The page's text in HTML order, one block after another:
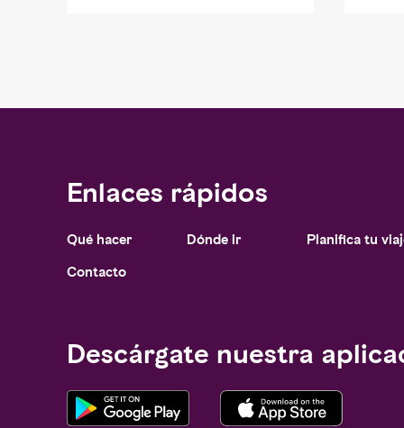
Enlaces rápidos
Qué hacer
Contacto
Dónde ir Planifica tu
Descárgate nuestra